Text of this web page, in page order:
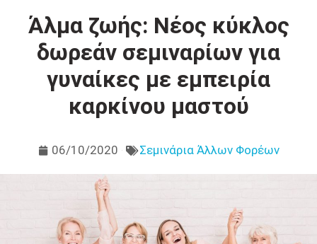
Άλμα ζωής: Νέος κύκλος
δωρεάν σεμιναρίων για
γυναίκες με εμπειρία
καρκίνου μαστού
06/10/2020 Σεμινάρια Άλλων Φορέων